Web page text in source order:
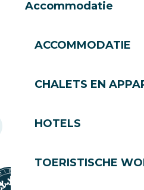
Accommodatie
ACCOMMODATIE
CHALETS EN
HOTELS
TOERISTISCHE
Jobs
SoleGets